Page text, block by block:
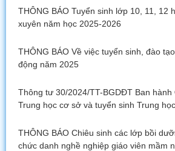
THÔNG BÁO Tuyển sinh lớp 10, 11, 12
xuyên năm học 2025-2026
THÔNG BÁO Về việc tuyển sinh, đào
động năm 2025
Thông tư 30/2024/TT-BGDĐT Ban hành
Trung học cơ sở và tuyển sinh Trung
THÔNG BÁO Chiêu sinh các lớp bồi
chức danh nghề nghiệp giáo viên mầm